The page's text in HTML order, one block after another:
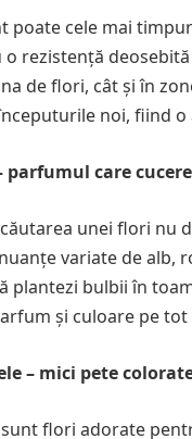
poate cele mai
o rezistență
de flori, cât și în
noi, fiind
parfumul care
unei flori nu
variate de alb,
plantezi bulbii în
și culoare pe
– mici pete
flori adorate